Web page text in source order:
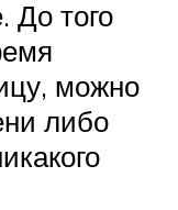
До того
можно
либо